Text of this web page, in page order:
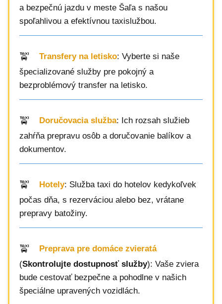
a bezpečnú jazdu v meste Šaľa s našou
spoľahlivou a efektívnou taxislužbou.
Transfery na letisko: Vyberte si naše
špecializované služby pre pokojný a
bezproblémový transfer na letisko.
Doručovacia služba: Ich rozsah služieb
zahŕňa prepravu osôb a doručovanie balíkov a
dokumentov.
Hotely: Služba taxi do hotelov kedykoľvek
počas dňa, s rezerváciou alebo bez, vrátane
prepravy batožiny.
Preprava pre domáce zvieratá
(Skontrolujte dostupnosť služby): Vaše zviera
bude cestovať bezpečne a pohodlne v našich
špeciálne upravených vozidlách.